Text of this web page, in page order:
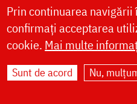
Veniți toți
Chemați de
Să sărutăm cu grijă
Prin continuarea navigării
confirmați acceptarea
cookie. Mai multe
Sunt de acord Nu,